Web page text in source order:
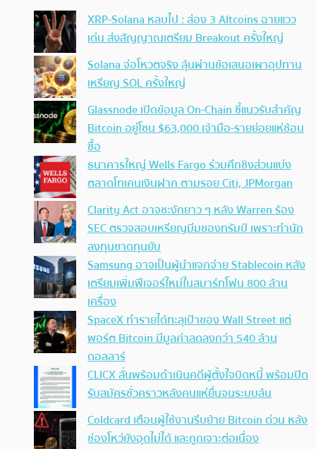
XRP-Solana หลบไป : ส่อง 3 Altcoins ฉายแวว
เด่น ส่งสัญญาณเตรียม Breakout ครั้งใหญ่
Solana จ่อโหวตจริง ลุ้นผ่านข้อเสนอเผาอุปทาน
เหรียญ SOL ครั้งใหญ่
Glassnode เปิดข้อมูล On-Chain ชี้แนวรับสำคัญ
Bitcoin อยู่โซน $63,000 เจ้ามือ-รายย่อยแห่ช้อน
ซื้อ
ธนาคารใหญ่ Wells Fargo ร่วมศึกชิงส่วนแบ่ง
ตลาดโทเคนเงินฝาก ตามรอย Citi, JPMorgan
Clarity Act อาจชะงักยาว ๆ หลัง Warren ร้อง
SEC ตรวจสอบเหรียญมีมของทรัมป์ เพราะทำนัก
ลงทุนขาดทุนยับ
Samsung อาจเป็นผู้นำแจกจ่าย Stablecoin หลัง
เตรียมเพิ่มฟีเจอร์ใหม่ในสมาร์ทโฟน 800 ล้าน
เครื่อง
SpaceX ทำรายได้ทะลุเป้าของ Wall Street แต่
พอร์ต Bitcoin มีมูลค่าลดลงกว่า 540 ล้าน
ดอลลาร์
CLICX ลั่นพร้อมดำเนินคดีผู้ตั้งใจบิดหนี้ พร้อมปิด
รับสมัครชั่วคราวหลังคนแห่ยื่นจนระบบล้น
Coldcard เตือนผู้ใช้งานรีบย้าย Bitcoin ด่วน หลัง
ช่องโหว่ยังอุดไม่ได้ และถูกเจาะต่อเนื่อง